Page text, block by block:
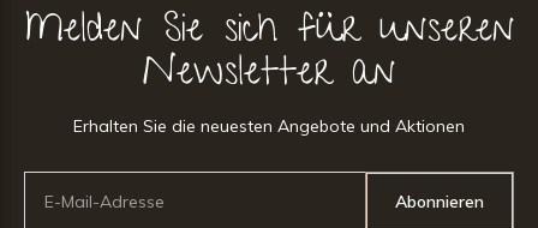
Melden Sie sich für unseren
Newsletter an
Erhalten Sie die neuesten Angebote und Aktionen
Abonnieren